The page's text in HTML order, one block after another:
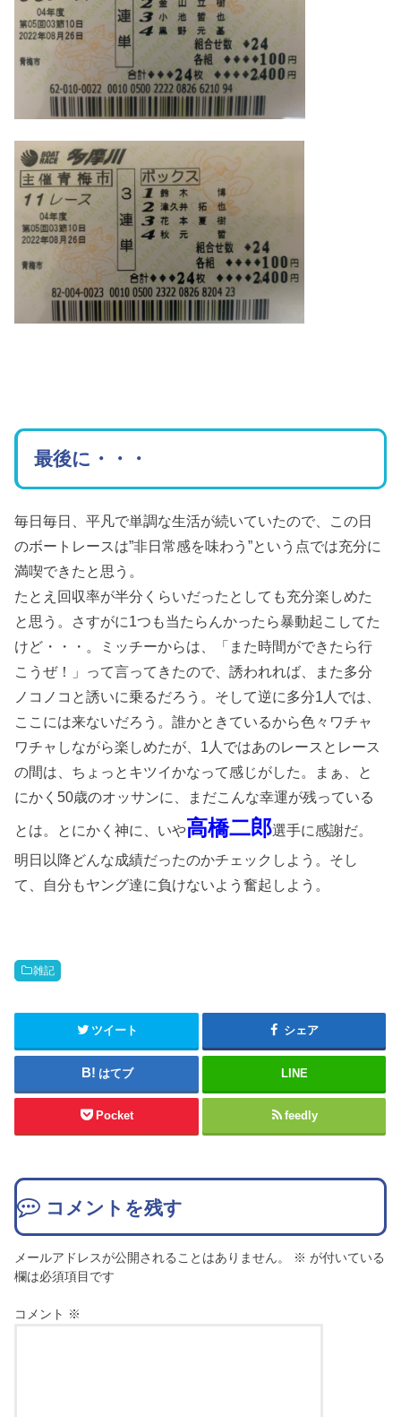
最後に・・・
毎日毎日、平凡で単調な生活が続いていたので、この日
のボートレースは”非日常感を味わう”という点では充分に
満喫できたと思う。
たとえ回収率が半分くらいだったとしても充分楽しめた
と思う。さすがに1つも当たらんかったら暴動起こしてた
けど・・・。ミッチーからは、「また時間ができたら行
こうぜ！」って言ってきたので、誘われれば、また多分
ノコノコと誘いに乗るだろう。そして逆に多分1人では、
ここには来ないだろう。誰かときているから色々ワチャ
ワチャしながら楽しめたが、1人ではあのレースとレース
の間は、ちょっとキツイかなって感じがした。まぁ、と
にかく50歳のオッサンに、まだこんな幸運が残っている
とは。とにかく神に、いや高橋二郎選手に感謝だ。
明日以降どんな成績だったのかチェックしよう。そし
て、自分もヤング達に負けないよう奮起しよう。
雑記
ツイート シェア
はてブ LINE
Pocket feedly
コメントを残す
メールアドレスが公開されることはありません。 ※ が付いている
欄は必須項目です
コメント ※